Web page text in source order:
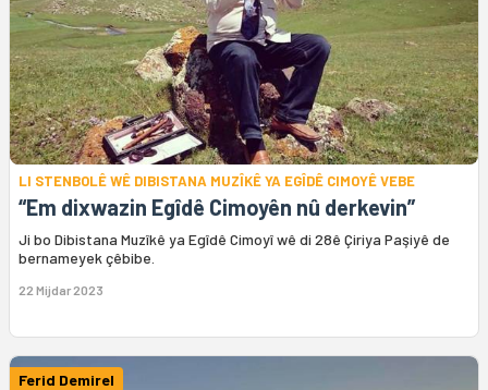
LI STENBOLÊ WÊ DIBISTANA MUZÎKÊ YA EGÎDÊ CIMOYÊ VEBE
“Em dixwazin Egîdê Cimoyên nû derkevin”
Ji bo Dibistana Muzîkê ya Egîdê Cimoyî wê di 28ê Çiriya Paşiyê de
bernameyek çêbibe.
22 Mijdar 2023
Ferid Demirel